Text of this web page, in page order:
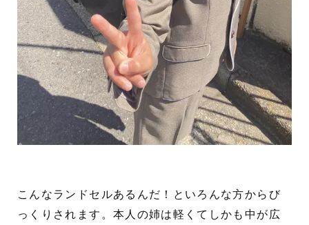
こんなランドセルあるんだ！といろんな方からび
っくりされます。本人の姉は軽くてしかも中が広